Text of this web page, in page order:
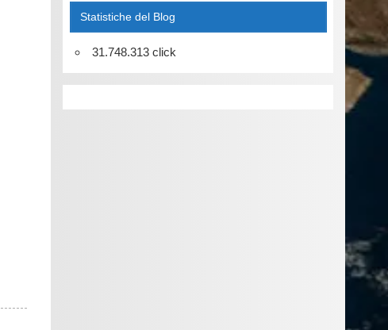
Statistiche del Blog
31.748.313 click